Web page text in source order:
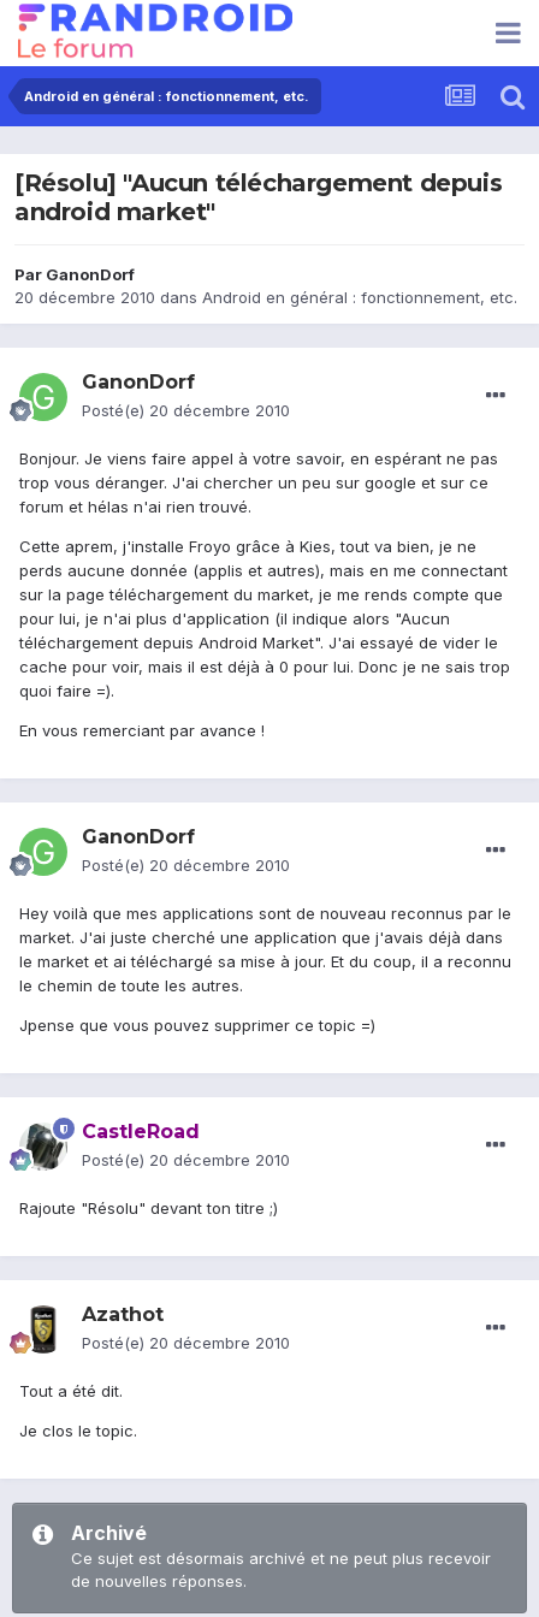
Android en général : fonctionnement, etc.
[Résolu] "Aucun téléchargement depuis
android market"
Par GanonDorf
20 décembre 2010 dans Android en général : fonctionnement, etc.
GanonDorf
Posté(e) 20 décembre 2010
Bonjour. Je viens faire appel à votre savoir, en espérant ne pas
trop vous déranger. J'ai chercher un peu sur google et sur ce
forum et hélas n'ai rien trouvé.
Cette aprem, j'installe Froyo grâce à Kies, tout va bien, je ne
perds aucune donnée (applis et autres), mais en me connectant
sur la page téléchargement du market, je me rends compte que
pour lui, je n'ai plus d'application (il indique alors "Aucun
téléchargement depuis Android Market". J'ai essayé de vider le
cache pour voir, mais il est déjà à 0 pour lui. Donc je ne sais trop
quoi faire =).
En vous remerciant par avance !
GanonDorf
Posté(e) 20 décembre 2010
Hey voilà que mes applications sont de nouveau reconnus par le
market. J'ai juste cherché une application que j'avais déjà dans
le market et ai téléchargé sa mise à jour. Et du coup, il a reconnu
le chemin de toute les autres.
Jpense que vous pouvez supprimer ce topic =)
CastleRoad
Posté(e) 20 décembre 2010
Rajoute "Résolu" devant ton titre ;)
Azathot
Posté(e) 20 décembre 2010
Tout a été dit.
Je clos le topic.
Archivé
Ce sujet est désormais archivé et ne peut plus recevoir
de nouvelles réponses.